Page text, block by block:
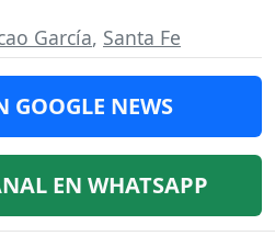
García, Santa Fe
GOOGLE NEWS
EN WHATSAPP